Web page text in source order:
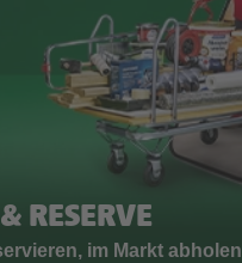
RESERVE
im Markt abholen